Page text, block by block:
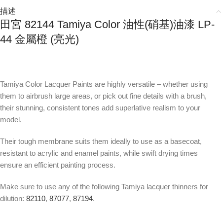
描述
田宮 82144 Tamiya Color 油性(硝基)油漆 LP-
44 金屬橙 (亮光)
Tamiya Color Lacquer Paints are highly versatile – whether using
them to airbrush large areas, or pick out fine details with a brush,
their stunning, consistent tones add superlative realism to your
model.
Their tough membrane suits them ideally to use as a basecoat,
resistant to acrylic and enamel paints, while swift drying times
ensure an efficient painting process.
Make sure to use any of the following Tamiya lacquer thinners for
dilution: 82110, 87077, 87194.